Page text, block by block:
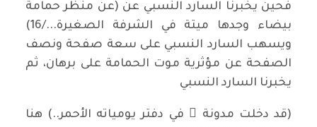
فحين يخبرنا السارد النسبي عن (عن منظر حمامة
بيضاء وجدها ميتة في الشرفة الصغيرة.../16)
ويسهب السارد النسبي على سعة صفحة ونصف
الصفحة عن مؤثرية موت الحمامة على برهان، ثم
يخبرنا السارد النسبي
(قد دخلت مدونة ً في دفتر يومياته الأحمر..) هنا